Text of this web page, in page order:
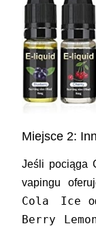
Miejsce 2:
Jeśli pociąga
vapingu
Cola Ice
Berry